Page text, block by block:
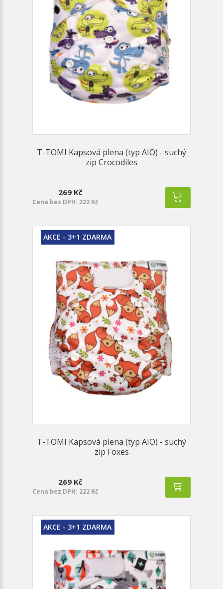
T-TOMI Kapsová plena (typ AIO) - suchý
zip Crocodiles
269 Kč
Cena bez DPH: 222 Kč
AKCE - 3+1 ZDARMA
T-TOMI Kapsová plena (typ AIO) - suchý
zip Foxes
269 Kč
Cena bez DPH: 222 Kč
AKCE - 3+1 ZDARMA